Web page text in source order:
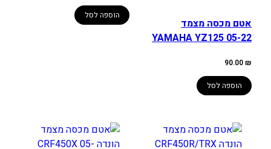
אטם מכסה מצמד
YAMAHA YZ125 05-22
90.00₪
הוספה לסל
הוספה לסל